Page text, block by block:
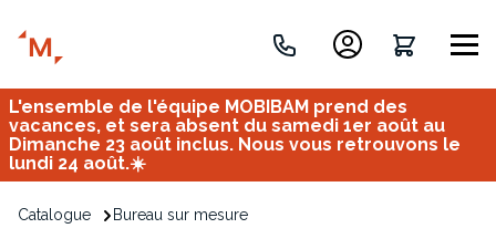
Créez votre projet de A à Z
L'ensemble de l'équipe MOBIBAM prend des
vacances, et sera absent du samedi 1er août au
Dimanche 23 août inclus. Nous vous retrouvons le
lundi 24 août.☀️
Catalogue Bureau sur mesure